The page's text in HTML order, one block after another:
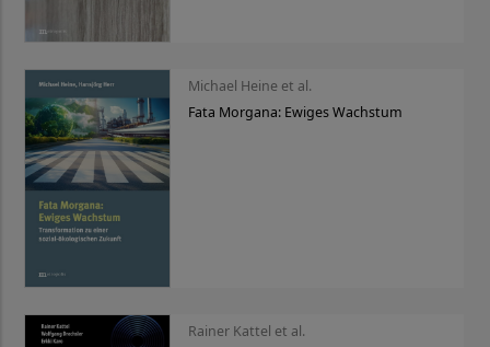
Michael Heine et al.
Fata Morgana: Ewiges Wachstum
Rainer Kattel et al.